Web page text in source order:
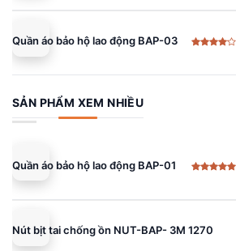
Quần áo bảo hộ lao động BAP-03
hạng
Giá
gốc
là:
256.500 ₫.
Giá
hiện
tại
là:
195.000 ₫.
SẢN PHẨM XEM NHIỀU
Quần áo bảo hộ lao động BAP-01
5 sao
Giá
gốc
là:
Giá
hiện
tại
195.000 ₫.
Nút bịt tai chống ồn NUT-BAP- 3M 1270